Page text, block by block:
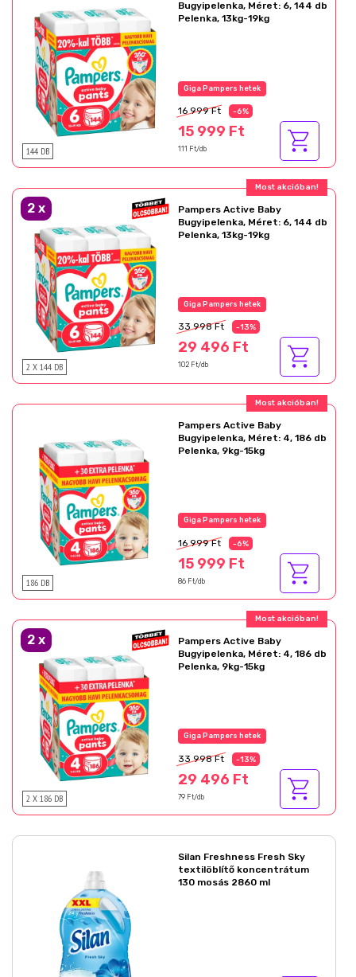
144 DB
Bugyipelenka, Méret: 6, 144 db
Pelenka, 13kg-19kg
Az akció részletei
16 999 Ft -6%
15 999 Ft
111 Ft/db
Ajándék akció!
2 x
2 X 144 DB
Pampers Active Baby
Bugyipelenka, Méret: 6, 144 db
Pelenka, 13kg-19kg
Az akció részletei
33 998 Ft -13%
29 496 Ft
102 Ft/db
Ajándék akció!
186 DB
Pampers Active Baby
Bugyipelenka, Méret: 4, 186 db
Pelenka, 9kg-15kg
Az akció részletei
16 999 Ft -6%
15 999 Ft
86 Ft/db
Ajándék akció!
2 x
2 X 186 DB
Pampers Active Baby
Bugyipelenka, Méret: 4, 186 db
Pelenka, 9kg-15kg
Az akció részletei
33 998 Ft -13%
29 496 Ft
79 Ft/db
Silan Freshness Fresh Sky
textilöblítő koncentrátum
130 mosás 2860 ml